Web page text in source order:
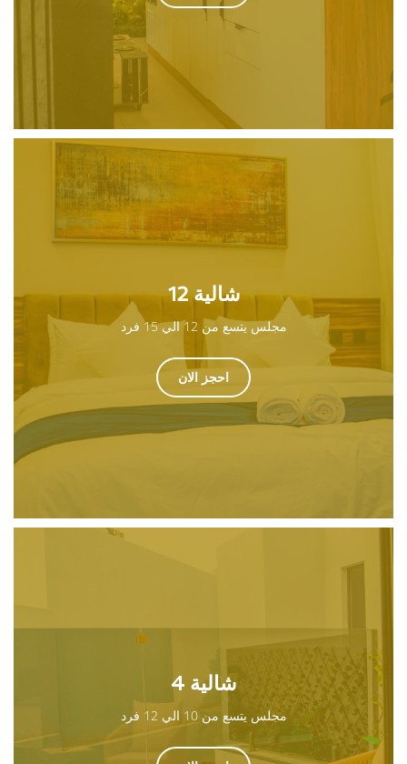
شالية 12
مجلس يتسع من 12 الي 15 فرد
احجز الان
شالية 4
مجلس يتسع من 10 الي 12 فرد